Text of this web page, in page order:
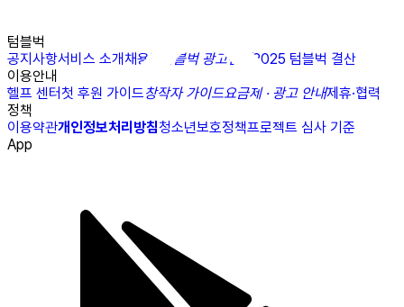
텀블벅
공지사항서비스 소개채용N 텀블벅 광고센터
2025 텀블벅 결산
이용안내
헬프 센터첫 후원 가이드창작자 가이드요금제 · 광고 안내제휴·협력
정책
이용약관개인정보처리방침청소년보호정책프로젝트 심사 기준
App